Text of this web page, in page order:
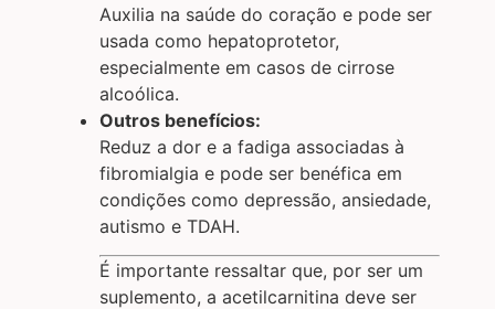
Auxilia na saúde do coração e pode ser
usada como hepatoprotetor,
especialmente em casos de cirrose
alcoólica.
Outros benefícios:
Reduz a dor e a fadiga associadas à
fibromialgia e pode ser benéfica em
condições como depressão, ansiedade,
autismo e TDAH.
É importante ressaltar que, por ser um
suplemento, a acetilcarnitina deve ser